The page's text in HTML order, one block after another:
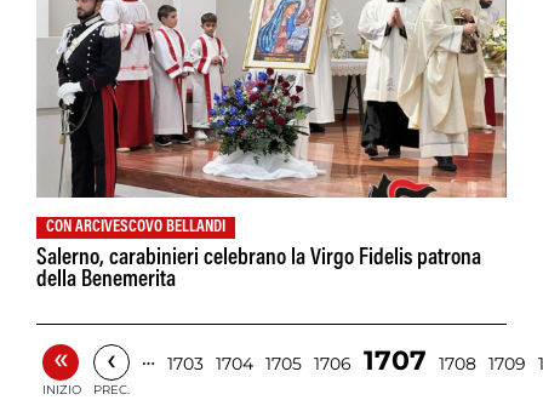
CON ARCIVESCOVO BELLANDI
Salerno, carabinieri celebrano la Virgo Fidelis patrona
della Benemerita
«
INIZIO
‹
PREC.
… 1703 1704 1705 1706 1707 1708 1709